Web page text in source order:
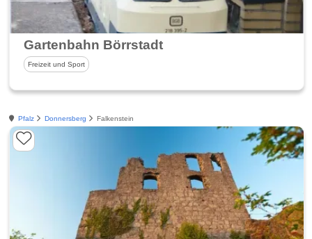
Gartenbahn Börrstadt
Freizeit und Sport
Pfalz Donnersberg Falkenstein